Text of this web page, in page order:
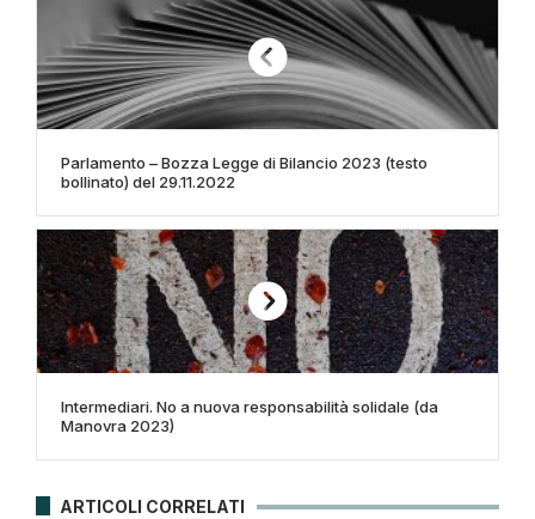
Parlamento – Bozza Legge di Bilancio 2023 (testo
bollinato) del 29.11.2022
Intermediari. No a nuova responsabilità solidale (da
Manovra 2023)
ARTICOLI CORRELATI